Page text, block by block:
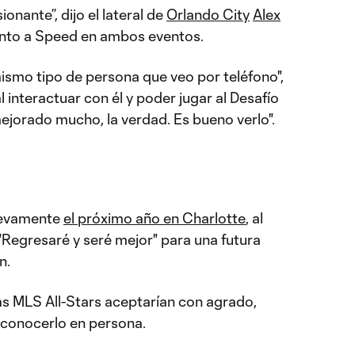
dijo el lateral de Orlando City Alex
a Speed en ambos eventos.
tipo de persona que veo por teléfono",
interactuar con él y poder jugar al Desafío
mucho, la verdad. Es bueno verlo".
el próximo año en Charlotte, al
y seré mejor" para una futura
MLS All-Stars aceptarían con agrado,
en persona.